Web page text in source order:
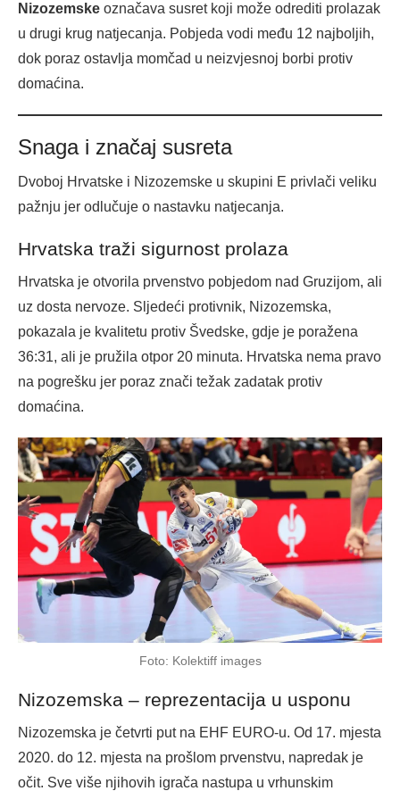
Nizozemske označava susret koji može odrediti prolazak
u drugi krug natjecanja. Pobjeda vodi među 12 najboljih,
dok poraz ostavlja momčad u neizvjesnoj borbi protiv
domaćina.
Snaga i značaj susreta
Dvoboj Hrvatske i Nizozemske u skupini E privlači veliku
pažnju jer odlučuje o nastavku natjecanja.
Hrvatska traži sigurnost prolaza
Hrvatska je otvorila prvenstvo pobjedom nad Gruzijom, ali
uz dosta nervoze. Sljedeći protivnik, Nizozemska,
pokazala je kvalitetu protiv Švedske, gdje je poražena
36:31, ali je pružila otpor 20 minuta. Hrvatska nema pravo
na pogrešku jer poraz znači težak zadatak protiv
domaćina.
Foto: Kolektiff images
Nizozemska – reprezentacija u usponu
Nizozemska je četvrti put na EHF EURO-u. Od 17. mjesta
2020. do 12. mjesta na prošlom prvenstvu, napredak je
očit. Sve više njihovih igrača nastupa u vrhunskim